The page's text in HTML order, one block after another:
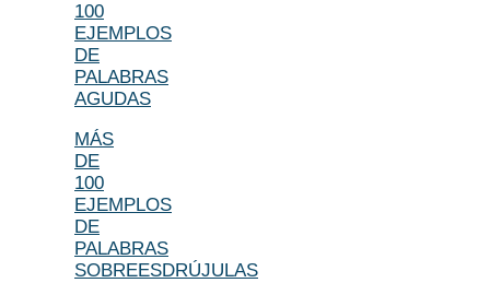
100
EJEMPLOS
DE
PALABRAS
AGUDAS
MÁS
DE
100
EJEMPLOS
DE
PALABRAS
SOBREESDRÚJULAS